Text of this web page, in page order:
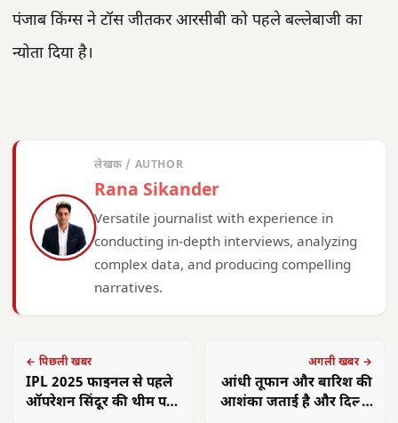
पंजाब किंग्स ने टॉस जीतकर आरसीबी को पहले बल्लेबाजी का
न्योता दिया है।
लेखक / AUTHOR
Rana Sikander
Versatile journalist with experience in
conducting in-depth interviews, analyzing
complex data, and producing compelling
narratives.
← पिछली खबर
IPL 2025 फाइनल से पहले
ऑपरेशन सिंदूर की थीम पर
अगली खबर →
आंधी तूफान और बारिश की
आशंका जताई है और दिल्ली